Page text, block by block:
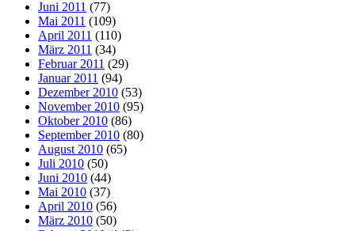
Juni 2011 (77)
Mai 2011 (109)
April 2011 (110)
März 2011 (34)
Februar 2011 (29)
Januar 2011 (94)
Dezember 2010 (53)
November 2010 (95)
Oktober 2010 (86)
September 2010 (80)
August 2010 (65)
Juli 2010 (50)
Juni 2010 (44)
Mai 2010 (37)
April 2010 (56)
März 2010 (50)